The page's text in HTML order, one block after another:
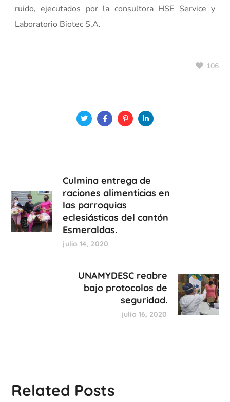
ruido, ejecutados por la consultora HSE Service y
Laboratorio Biotec S.A.
106
Culmina entrega de
raciones alimenticias en
las parroquias
eclesiásticas del cantón
Esmeraldas.
julio 14, 2020
UNAMYDESC reabre
bajo protocolos de
seguridad.
julio 16, 2020
Related Posts